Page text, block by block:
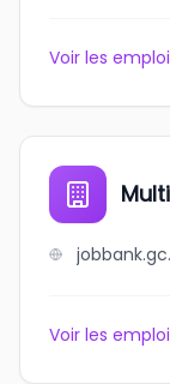
Voir les
Voir les